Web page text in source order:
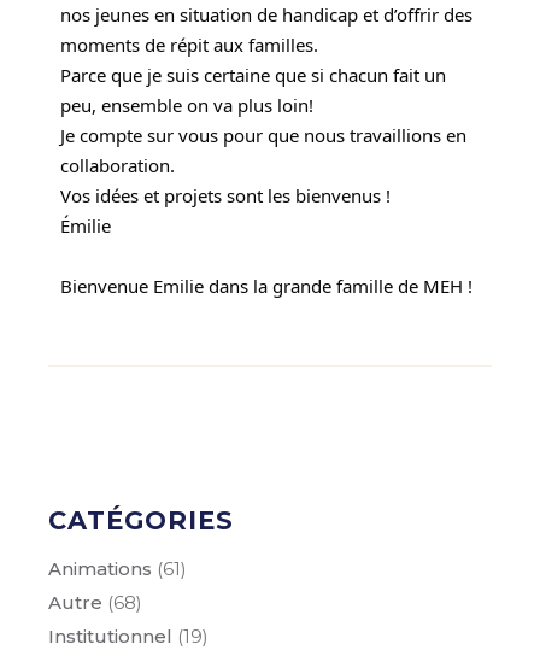
nos jeunes en situation de handicap et d’offrir des
moments de répit aux familles.
Parce que je suis certaine que si chacun fait un
peu, ensemble on va plus loin!
Je compte sur vous pour que nous travaillions en
collaboration.
Vos idées et projets sont les bienvenus !
Émilie
Bienvenue Emilie dans la grande famille de MEH !
CATÉGORIES
Animations (61)
Autre (68)
Institutionnel (19)